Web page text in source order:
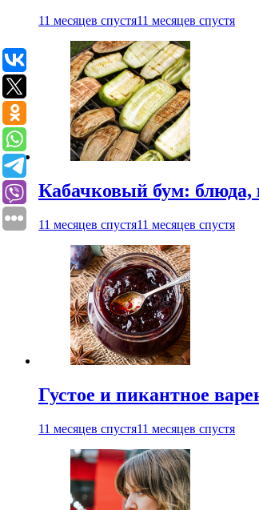
11 месяцев спустя11 месяцев спустя
Кабачковый бум: блюда,
11 месяцев спустя11 месяцев спустя
Густое и пикантное
11 месяцев спустя11 месяцев спустя